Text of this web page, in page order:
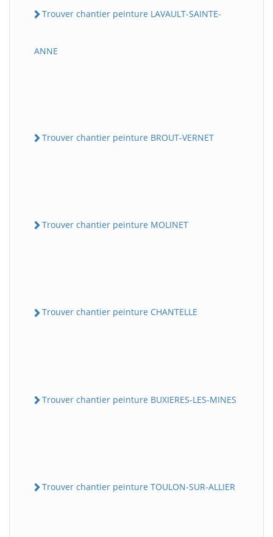
Trouver chantier peinture LAVAULT-SAINTE-
ANNE
Trouver chantier peinture BROUT-VERNET
Trouver chantier peinture MOLINET
Trouver chantier peinture CHANTELLE
Trouver chantier peinture BUXIERES-LES-MINES
Trouver chantier peinture TOULON-SUR-ALLIER